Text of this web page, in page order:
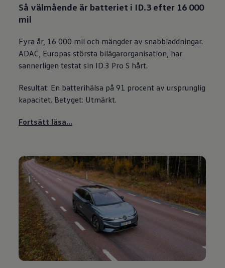
Så välmående är batteriet i ID.3 efter 16 000
mil
Fyra år, 16 000 mil och mängder av snabbladdningar.
ADAC, Europas största bilägarorganisation, har
sannerligen testat sin ID.3 Pro S hårt.
Resultat: En batterihälsa på 91 procent av ursprunglig
kapacitet. Betyget: Utmärkt.
Fortsätt läsa...